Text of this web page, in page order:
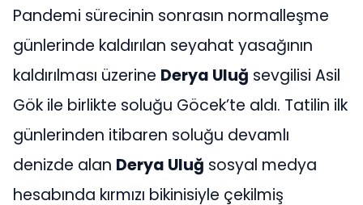
Pandemi sürecinin sonrasın normalleşme
günlerinde kaldırılan seyahat yasağının
kaldırılması üzerine Derya Uluğ sevgilisi Asil
Gök ile birlikte soluğu Göcek’te aldı. Tatilin ilk
günlerinden itibaren soluğu devamlı
denizde alan Derya Uluğ sosyal medya
hesabında kırmızı bikinisiyle çekilmiş